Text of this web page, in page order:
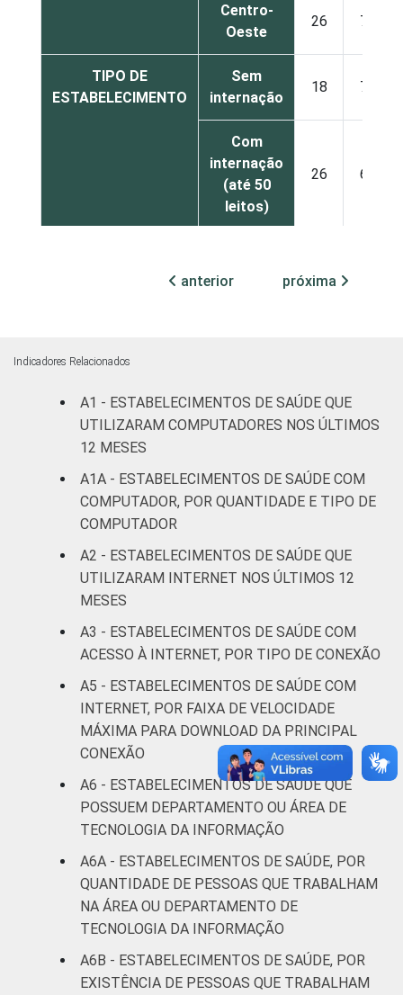
Centro-
Oeste
26 70
TIPO DE
ESTABELECIMENTO
Sem
internação
18 71
Com
internação
(até 50
leitos)
26 66
internação
50
diagnose e
terapia
Interior 19 71
Fonte: CGI.br/NIC.br, Centro Regional de
Estudos para o Desenvolvimento da
Sociedade da Informação (Cetic.br),
Pesquisa sobre o uso das Tecnologias de
Informação e Comunicação nos
estabelecimentos de saúde brasileiros - TIC
Saúde 2016.
anterior próxima
Indicadores Relacionados
A1 - ESTABELECIMENTOS DE SAÚDE QUE
UTILIZARAM COMPUTADORES NOS ÚLTIMOS
12 MESES
A1A - ESTABELECIMENTOS DE SAÚDE COM
COMPUTADOR, POR QUANTIDADE E TIPO DE
COMPUTADOR
A2 - ESTABELECIMENTOS DE SAÚDE QUE
UTILIZARAM INTERNET NOS ÚLTIMOS 12
MESES
A3 - ESTABELECIMENTOS DE SAÚDE COM
ACESSO À INTERNET, POR TIPO DE CONEXÃO
A5 - ESTABELECIMENTOS DE SAÚDE COM
INTERNET, POR FAIXA DE VELOCIDADE
MÁXIMA PARA DOWNLOAD DA PRINCIPAL
CONEXÃO
A6 - ESTABELECIMENTOS DE SAÚDE QUE
POSSUEM DEPARTAMENTO OU ÁREA DE
TECNOLOGIA DA INFORMAÇÃO
A6A - ESTABELECIMENTOS DE SAÚDE, POR
QUANTIDADE DE PESSOAS QUE TRABALHAM
NA ÁREA OU DEPARTAMENTO DE
TECNOLOGIA DA INFORMAÇÃO
A6B - ESTABELECIMENTOS DE SAÚDE, POR
EXISTÊNCIA DE PESSOAS QUE TRABALHAM